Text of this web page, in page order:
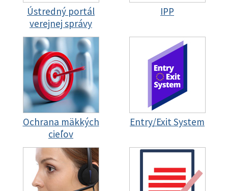
Ústredný portál
verejnej správy
IPP
Ochrana mäkkých
cieľov
Entry/Exit System